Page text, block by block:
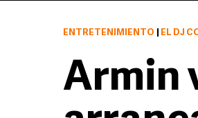
ENTRETENIMIENTO EL DJ
Armin